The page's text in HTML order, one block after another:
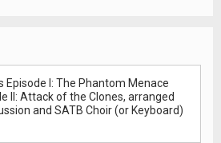
Episode I: The Phantom Menace
II: Attack of the Clones, arranged
and SATB Choir (or Keyboard)